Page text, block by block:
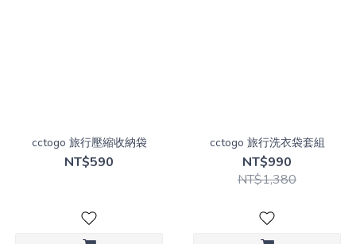
(2)
cctogo 旅行壓縮收納袋
NT$590
cctogo 旅行洗衣袋套組
NT$990
NT$1,380